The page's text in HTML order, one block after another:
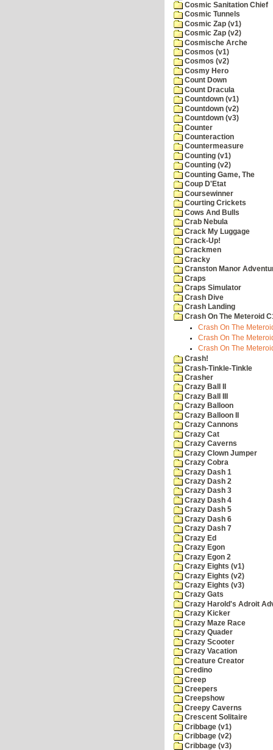
Cosmic Sanitation Chief
Cosmic Tunnels
Cosmic Zap (v1)
Cosmic Zap (v2)
Cosmische Arche
Cosmos (v1)
Cosmos (v2)
Cosmy Hero
Count Down
Count Dracula
Countdown (v1)
Countdown (v2)
Countdown (v3)
Counter
Counteraction
Countermeasure
Counting (v1)
Counting (v2)
Counting Game, The
Coup D'Etat
Coursewinner
Courting Crickets
Cows And Bulls
Crab Nebula
Crack My Luggage
Crack-Up!
Crackmen
Cracky
Cranston Manor
Craps
Craps Simulator
Crash Dive
Crash Landing
Crash On The Meteroid
Crash On The
Crash On The
Crash On The
Crash!
Crash-Tinkle-Tinkle
Crasher
Crazy Ball II
Crazy Ball III
Crazy Balloon
Crazy Balloon II
Crazy Cannons
Crazy Cat
Crazy Caverns
Crazy Clown Jumper
Crazy Cobra
Crazy Dash 1
Crazy Dash 2
Crazy Dash 3
Crazy Dash 4
Crazy Dash 5
Crazy Dash 6
Crazy Dash 7
Crazy Ed
Crazy Egon
Crazy Egon 2
Crazy Eights (v1)
Crazy Eights (v2)
Crazy Eights (v3)
Crazy Gats
Crazy Harold's Adroit
Crazy Kicker
Crazy Maze Race
Crazy Quader
Crazy Scooter
Crazy Vacation
Creature Creator
Credino
Creep
Creepers
Creepshow
Creepy Caverns
Crescent Solitaire
Cribbage (v1)
Cribbage (v2)
Cribbage (v3)